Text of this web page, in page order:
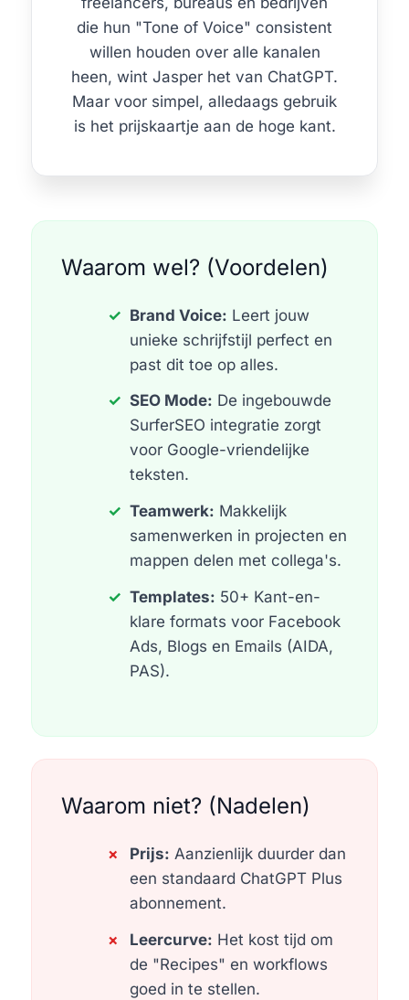
die hun "Tone of Voice" consistent
willen houden over alle kanalen
heen, wint Jasper het van ChatGPT.
Maar voor simpel, alledaags gebruik
is het prijskaartje aan de hoge kant.
Waarom wel? (Voordelen)
Brand Voice: Leert jouw
unieke schrijfstijl perfect en
past dit toe op alles.
SEO Mode: De ingebouwde
SurferSEO integratie zorgt
voor Google-vriendelijke
teksten.
Teamwerk: Makkelijk
samenwerken in projecten en
mappen delen met collega's.
Templates: 50+ Kant-en-
klare formats voor Facebook
Ads, Blogs en Emails (AIDA,
PAS).
Waarom niet? (Nadelen)
Prijs: Aanzienlijk duurder dan
een standaard ChatGPT Plus
abonnement.
Leercurve: Het kost tijd om
de "Recipes" en workflows
goed in te stellen.